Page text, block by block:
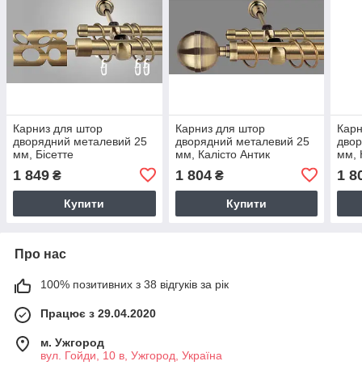
Карниз для штор
дворядний металевий 25
мм, Бісетте
1 849 ₴
Купити
Карниз для штор
дворядний металевий 25
мм, Калісто Антик
1 804₴
Купити
мм,
1
Про нас
100% позитивних з 38 відгуків за рік
Працює з 29.04.2020
м. Ужгород
вул. Гойди, 10 в, Ужгород, Україна